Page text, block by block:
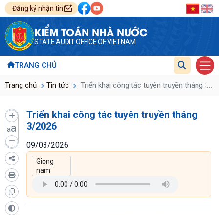
Đăng ký nhận tin
KIỂM TOÁN NHÀ NƯỚC
STATE AUDIT OFFICE OF VIETNAM
TRANG CHỦ
Trang chủ Tin tức Triển khai công tác tuyên truyền tháng 3/
...
aa
Triển khai công tác tuyên truyền tháng
3/2026
09/03/2026